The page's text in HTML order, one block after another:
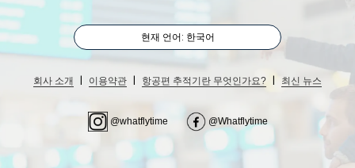
현재 언어: 한국어
회사 소개 | 이용약관 | 항공편 추적기란 무엇인가요? | 최신 뉴스
@whatflytime @Whatflytime